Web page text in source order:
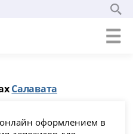
Салавата
оформлением в